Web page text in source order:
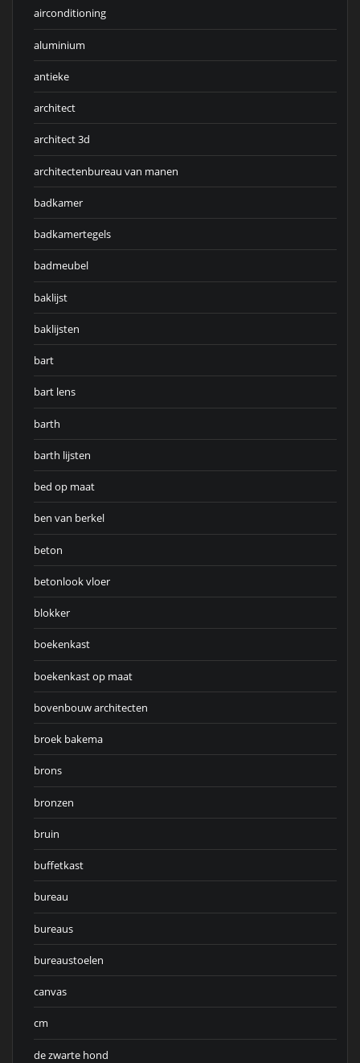
airconditioning
aluminium
antieke
architect
architect 3d
architectenbureau van manen
badkamer
badkamertegels
badmeubel
baklijst
baklijsten
bart
bart lens
barth
barth lijsten
bed op maat
ben van berkel
beton
betonlook vloer
blokker
boekenkast
boekenkast op maat
bovenbouw architecten
broek bakema
brons
bronzen
bruin
buffetkast
bureau
bureaus
bureaustoelen
canvas
cm
de zwarte hond